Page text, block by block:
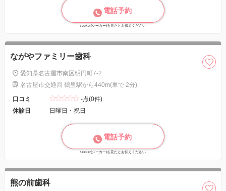
電話予約
seeker(シーカー)を見たとお伝えください
ながやファミリー歯科
愛知県名古屋市南区明円町7-2
名古屋市交通局 鶴里駅から440m(車で 2分)
口コミ
-点(0件)
休診日
日曜日・祝日
電話予約
seeker(シーカー)を見たとお伝えください
熊の前歯科